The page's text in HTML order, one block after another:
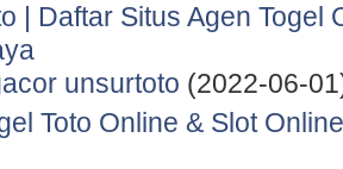
| Daftar Situs Agen Togel
unsurtoto (2022-06-
Toto Online & Slot